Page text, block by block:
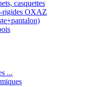
casquettes
rigides OXAZ
...